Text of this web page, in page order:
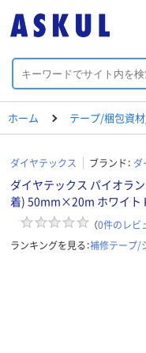
ホーム テープ/梱包資
ダイヤテックス ブランド： ダ
ダイヤテックス パイオラ
着) 50mm×20m ホワイト
（0件のレビ
ランキングを見る：補修テープ/